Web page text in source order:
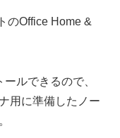
のOffice Home &
ルできるので、
用に準備したノー